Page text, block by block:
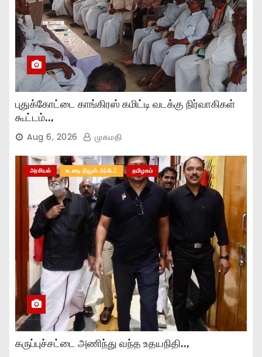
புதுக்கோட்டை காங்கிரஸ் கமிட்டி வடக்கு நிர்வாகிகள்
கூட்டம்..,
Aug 6, 2026 முகமதி
அரசியல் உடனடி நியூஸ் அப்டேட் தமிழகம்
கருப்புச்சட்டை அணிந்து வந்த உதயநிதி..,